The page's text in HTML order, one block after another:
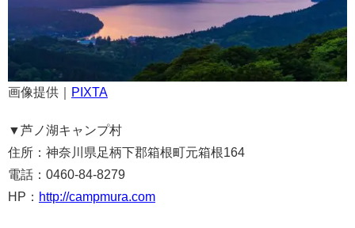
画像提供｜ PIXTA
▼芦ノ湖キャンプ村
住所：神奈川県足柄下郡箱根町元箱根164
電話：0460-84-8279
HP： http://campmura.com